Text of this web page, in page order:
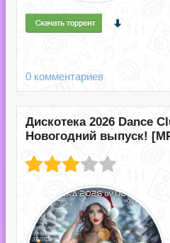
0 комментариев
Дискотека 2026 Dance
Новогодний выпуск!